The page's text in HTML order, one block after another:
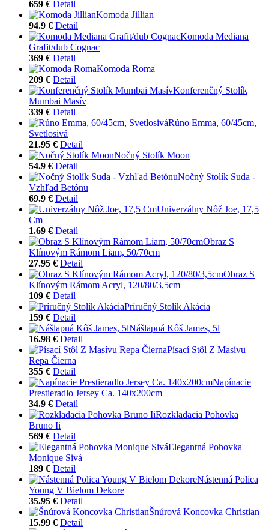
659 € Detail
Komoda Jillian
94.9 € Detail
Komoda Mediana
Grafit/dub Cognac
369 € Detail
Komoda Roma
209 € Detail
Konferenčný Stolík
Mumbai Masív
339 € Detail
Rúno Emma, 60/45cm,
Svetlosivá
21.95 € Detail
Nočný Stolík Moon
54.9 € Detail
Nočný Stolík Suda -
Vzhľad Betónu
69.9 € Detail
Univerzálny Nôž Joe, 17,5
Cm
1.69 € Detail
Obraz S
Klínovým Rámom Liam, 50/70cm
27.95 € Detail
Obraz S
Klínovým Rámom Acryl, 120/80/3,5cm
109 € Detail
Príručný Stolík Akácia
159 € Detail
Nášlapná Kôš James, 5l
16.98 € Detail
Písací Stôl Z Masívu
Repa Čierna
355 € Detail
Napínacie
Prestieradlo Jersey Ca. 140x200cm
34.9 € Detail
Rozkladacia Pohovka
Bruno Ii
569 € Detail
Elegantná Pohovka
Monique Sivá
189 € Detail
Nástenná Polica
Young V Bielom Dekore
35.95 € Detail
Šnúrová Koncovka Christian
15.99 € Detail